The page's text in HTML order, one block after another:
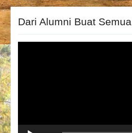
Dari Alumni Buat Semua